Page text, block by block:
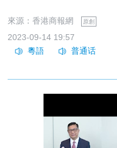
來源：香港商報網 原創
2023-09-14 19:57